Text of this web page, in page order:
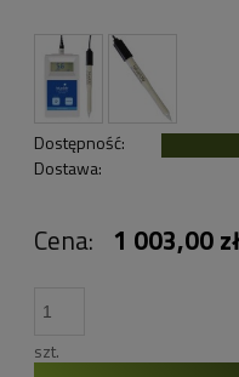
Dostępność:
Dostawa:
Cena nie zawiera
Cena: 1 003,00
szt.